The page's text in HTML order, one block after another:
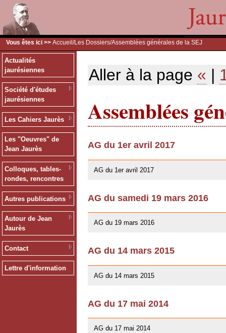
Vous êtes ici >> Accueil /Les Dossiers/Assemblées générales de la SEJ
Actualités
jaurésiennes
Société d'études
jaurésiennes
Les Cahiers Jaurès
Les "Oeuvres" de
Jean Jaurès
Colloques, tables-
rondes, rencontres
Autres publications
Autour de Jean
Jaurès
Contact
Lettre d'information
Aller à la page « |
Assemblées
AG du 1er avril 2017
AG du 1er avril 2017
AG du samedi 19 mars 2016
AG du 19 mars 2016
AG du 14 mars 2015
AG du 14 mars 2015
AG du 17 mai 2014
AG du 17 mai 2014